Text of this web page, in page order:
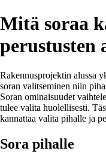
Mitä soraa
perustusten
Rakennusprojektin alussa
soran valitseminen niin
Soran ominaisuudet
tulee valita huolellisesti.
kannattaa valita pihalle ja
Sora pihalle